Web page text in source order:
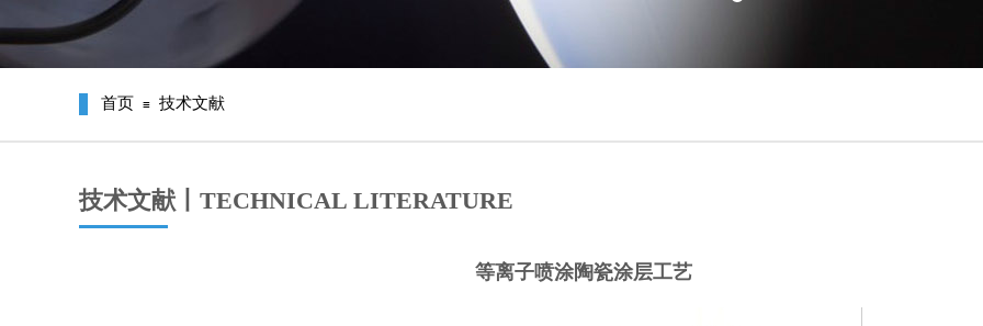
首页 ≡ 技术文献
技术文献丨TECHNICAL LITERATURE
等离子喷涂陶瓷涂层工艺